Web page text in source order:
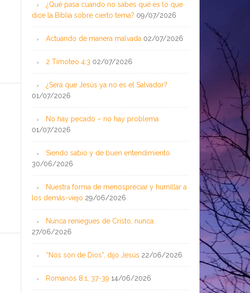
¿Qué pasa cuando no sabes qué es lo que
dice la Biblia sobre cierto tema? 09/07/2026
Actuando de manera malvada 02/07/2026
2 Timoteo 4:3 02/07/2026
¿Será que Jesús ya no es el Salvador?
01/07/2026
No hay pecado – no hay problema
01/07/2026
Siendo sabio y de buen entendimiento
30/06/2026
Nuestra forma de menospreciar y humillar a
los demás-viejo 29/06/2026
Nunca reniegues de Cristo, nunca
27/06/2026
“Nos son de Dios”, dijo Jesús 22/06/2026
Romanos 8:1, 37-39 14/06/2026